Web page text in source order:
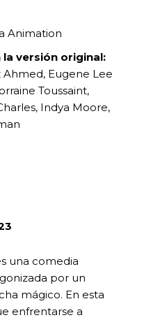
Animation
versión original:
Ahmed, Eugene Lee
Toussaint,
Indya Moore,
una comedia
por un
mágico. En esta
enfrentarse a